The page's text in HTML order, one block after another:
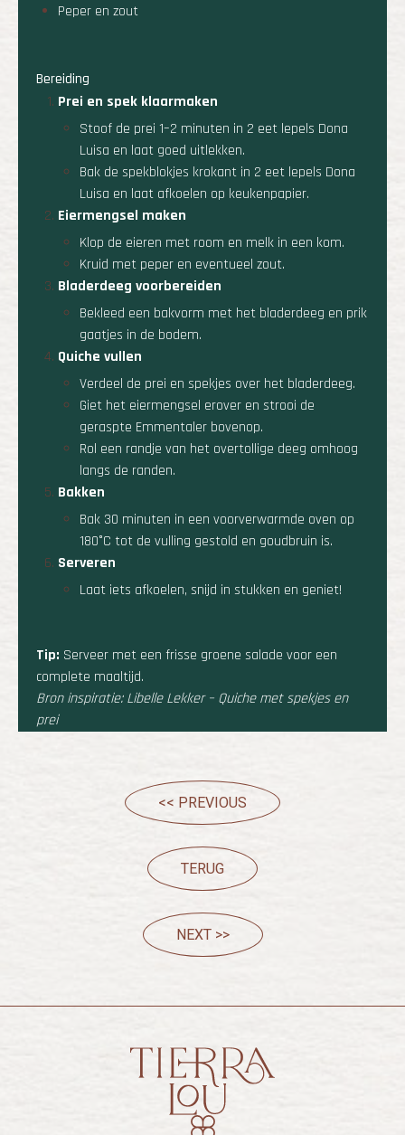
Peper en zout
Bereiding
Prei en spek klaarmaken
Stoof de prei 1–2 minuten in 2 eet lepels Dona
Luisa en laat goed uitlekken.
Bak de spekblokjes krokant in 2 eet lepels Dona
Luisa en laat afkoelen op keukenpapier.
Eiermengsel maken
Klop de eieren met room en melk in een kom.
Kruid met peper en eventueel zout.
Bladerdeeg voorbereiden
Bekleed een bakvorm met het bladerdeeg en prik
gaatjes in de bodem.
Quiche vullen
Verdeel de prei en spekjes over het bladerdeeg.
Giet het eiermengsel erover en strooi de
geraspte Emmentaler bovenop.
Rol een randje van het overtollige deeg omhoog
langs de randen.
Bakken
Bak 30 minuten in een voorverwarmde oven op
180°C tot de vulling gestold en goudbruin is.
Serveren
Laat iets afkoelen, snijd in stukken en geniet!
Tip: Serveer met een frisse groene salade voor een
complete maaltijd.
Bron inspiratie: Libelle Lekker – Quiche met spekjes en
prei
<< PREVIOUS
TERUG
NEXT >>